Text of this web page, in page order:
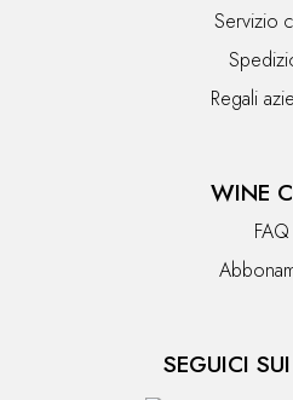
Servizio
Regali
WINE
FAQ
SEGUICI